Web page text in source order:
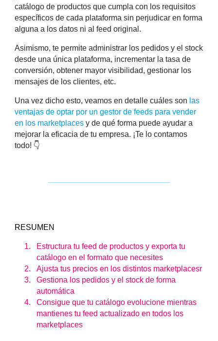
catálogo de productos que cumpla con los requisitos
específicos de cada plataforma sin perjudicar en forma
alguna a los datos ni al feed original.
Asimismo, te permite administrar los pedidos y el stock
desde una única plataforma, incrementar la tasa de
conversión, obtener mayor visibilidad, gestionar los
mensajes de los clientes, etc.
Una vez dicho esto, veamos en detalle cuáles son las
ventajas de optar por un gestor de feeds para vender
en los marketplaces y de qué forma puede ayudar a
mejorar la eficacia de tu empresa. ¡Te lo contamos
todo! 👇
RESUMEN
Estructura tu feed de productos y exporta tu
catálogo en el formato que necesites
Ajusta tus precios en los distintos marketplacesr
Gestiona los pedidos y el stock de forma
automática
Consigue que tu catálogo evolucione mientras
mantienes tu feed actualizado en todos los
marketplaces